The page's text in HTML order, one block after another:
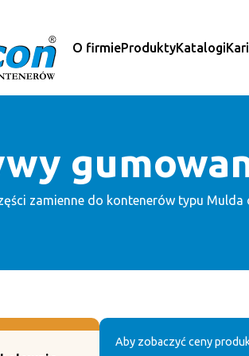
O firmieProduktyKatalogi
zamienne do kontenerów typu
Aby zobaczyć ceny